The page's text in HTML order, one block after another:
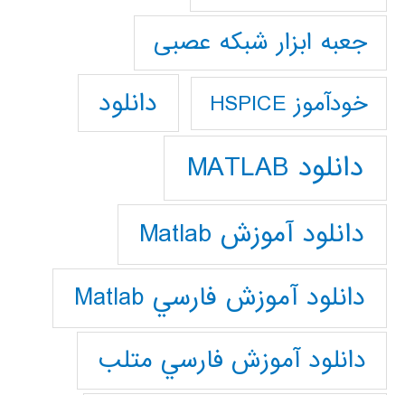
جعبه ابزار شبکه عصبی
خودآموز HSPICE دانلود
دانلود MATLAB
دانلود آموزش Matlab
دانلود آموزش فارسي Matlab
دانلود آموزش فارسي متلب